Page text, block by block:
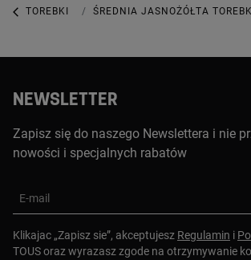
TOREBKI TOREBKI ŚREDNIEJ WIELKOŚCI
ŚREDNIA JASNOŻÓŁTA
NEWSLETTER
Zapisz się do naszego Newslettera i nie
nowości i specjalnych rabatów
E-mail
Klikajac „Zapisz sie”, akceptujesz Regulamin i
TOUS oraz wyrazasz zgode na otrzymywanie